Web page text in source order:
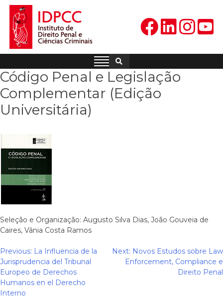
Skip
content
IDPCC
Instituto de Direito Penal e
Código Penal e Legislação
Complementar (Edição
Universitária)
Seleção e Organização: Augusto Silva Dias, João Gouveia de
Caires, Vânia Costa Ramos
Navegação
de
artigos
Previous: La Influencia de la
Jurisprudencia del Tribunal
Europeo de Derechos
Humanos en el Derecho
Interno
Next: Novos Estudos sobre Law
Enforcement, Compliance e
Direito Penal